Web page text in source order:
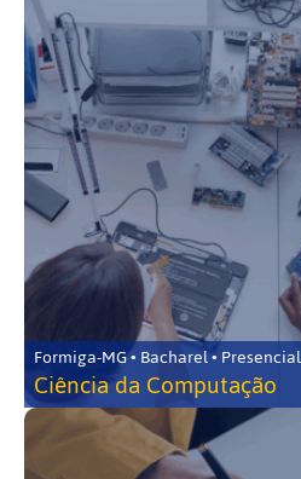
Formiga-MG • Bacharel • Presencial
Ciência da Computação